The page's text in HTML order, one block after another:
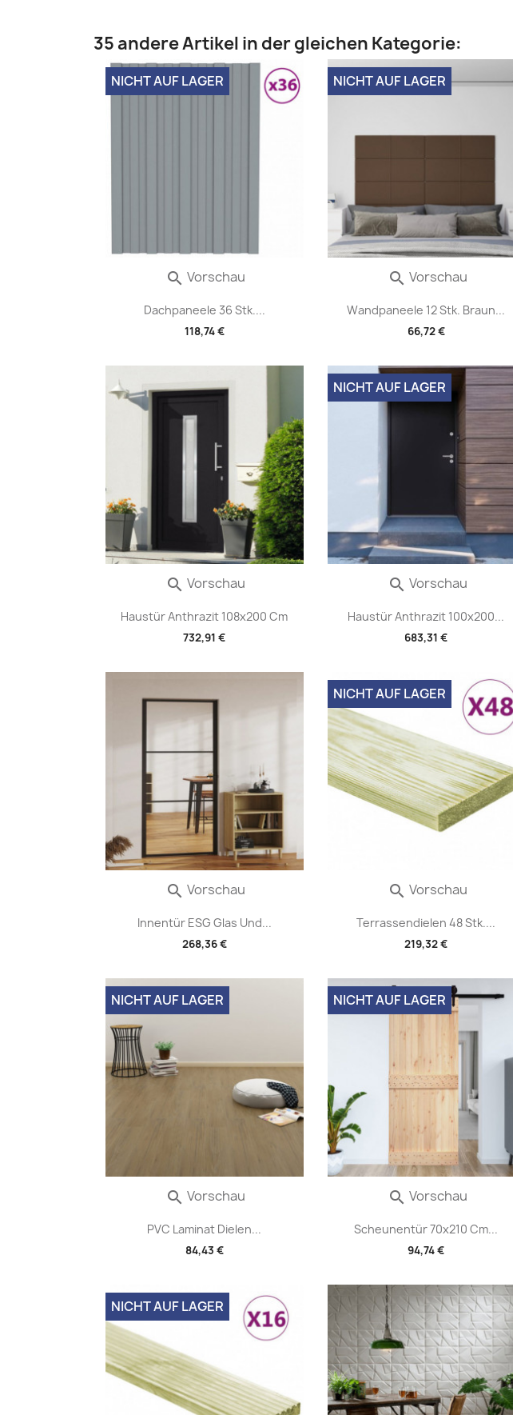
35 andere Artikel in der gleichen Kategorie:
Dachpaneele 36 Stk....
118,74 €
NICHT AUF LAGER
 Vorschau
Wandpaneele 12 Stk. Braun...
66,72 €
NICHT AUF LAGER
 Vorschau
Haustür Anthrazit 108x200 Cm
732,91 €
 Vorschau
Haustür Anthrazit 100x200...
683,31 €
NICHT AUF LAGER
 Vorschau
Innentür ESG Glas Und...
268,36 €
 Vorschau
Terrassendielen 48 Stk....
219,32 €
NICHT AUF LAGER
 Vorschau
PVC Laminat Dielen...
84,43 €
NICHT AUF LAGER
 Vorschau
Scheunentür 70x210 Cm...
94,74 €
NICHT AUF LAGER
 Vorschau
NICHT AUF LAGER